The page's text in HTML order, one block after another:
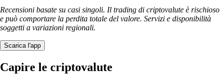
Recensioni basate su casi singoli. Il trading di criptovalute è rischioso
e può comportare la perdita totale del valore. Servizi e disponibilità
soggetti a variazioni regionali.
Scarica l'app
Capire le criptovalute